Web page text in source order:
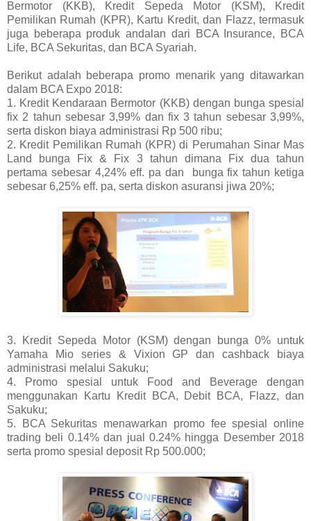
Bermotor (KKB), Kredit Sepeda Motor (KSM), Kredit
Pemilikan Rumah (KPR), Kartu Kredit, dan Flazz, termasuk
juga beberapa produk andalan dari BCA Insurance, BCA
Life, BCA Sekuritas, dan BCA Syariah.
Berikut adalah beberapa promo menarik yang ditawarkan
dalam BCA Expo 2018:
1. Kredit Kendaraan Bermotor (KKB) dengan bunga spesial
fix 2 tahun sebesar 3,99% dan fix 3 tahun sebesar 3,99%,
serta diskon biaya administrasi Rp 500 ribu;
2. Kredit Pemilikan Rumah (KPR) di Perumahan Sinar Mas
Land bunga Fix & Fix 3 tahun dimana Fix dua tahun
pertama sebesar 4,24% eff. pa dan
bunga fix tahun ketiga
sebesar 6,25% eff. pa, serta diskon asuransi jiwa 20%;
3. Kredit Sepeda Motor (KSM) dengan bunga 0% untuk
Yamaha Mio series & Vixion GP dan cashback biaya
administrasi melalui Sakuku;
4. Promo spesial untuk Food and Beverage dengan
menggunakan Kartu Kredit BCA, Debit BCA, Flazz, dan
Sakuku;
5. BCA Sekuritas menawarkan promo fee spesial online
trading beli 0.14% dan jual 0.24% hingga Desember 2018
serta promo spesial deposit Rp 500.000;